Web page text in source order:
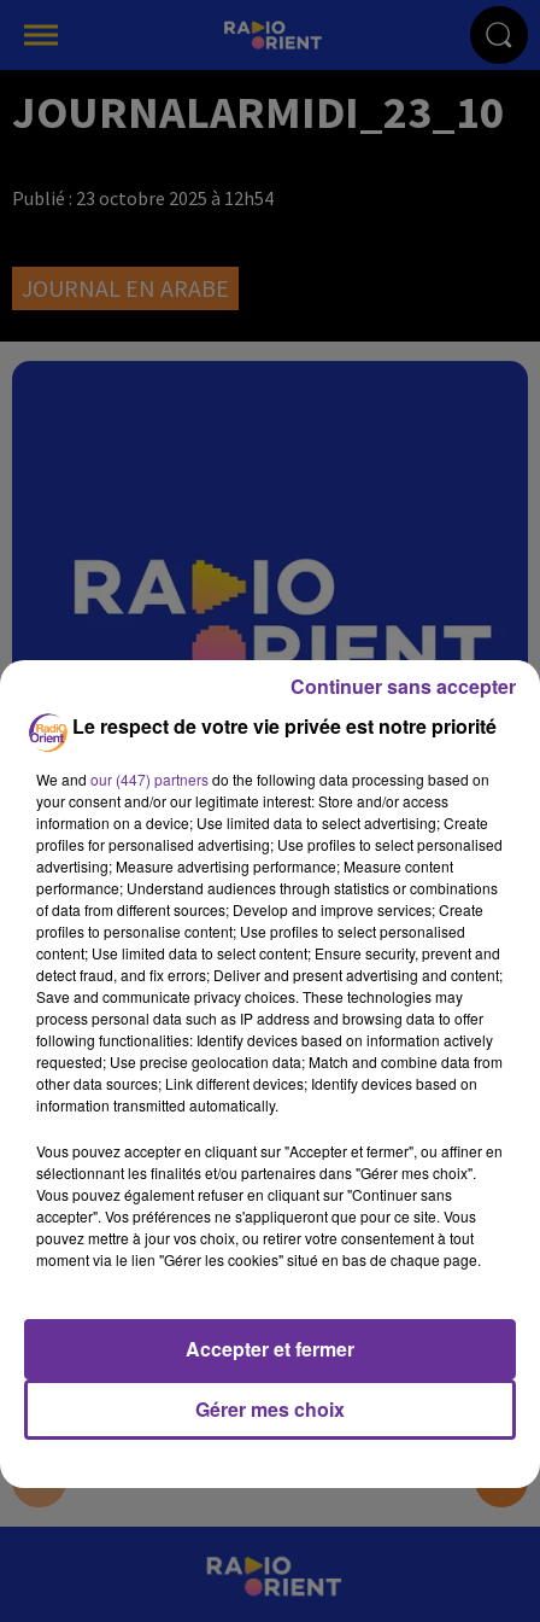
JOURNALARMIDI_23_10
Publié : 23 octobre 2025 à 12h54
JOURNAL EN ARABE
JOURNALARMIDI_23_10
23 octobre 2025 - 13 min 56 sec
JOURNALARMIDI_23_10
omar
JOURNALARMIDI_23_10
JOURNALARMIDI_23_10
Le respect de votre vie privée est notre priorité
We and our (447) partnersdo the following data processing based on
your consent and/or our legitimate interest: Store and/or access
information on a device; Use limited data to select advertising; Create
profiles for personalised advertising; Use profiles to select personalised
advertising; Measure advertising performance; Measure content
performance; Understand audiences through statistics or combinations
of data from different sources; Develop and improve services; Create
profiles to personalise content; Use profiles to select personalised
content; Use limited data to select content; Ensure security, prevent and
detect fraud, and fix errors; Deliver and present advertising and content;
Save and communicate privacy choices. These technologies may
process personal data such as IP address and browsing data to offer
following functionalities: Identify devices based on information actively
requested; Use precise geolocation data; Match and combine data from
other data sources; Link different devices; Identify devices based on
information transmitted automatically.
Vous pouvez accepter en cliquant sur "Accepter et fermer", ou affiner en
sélectionnant les finalités et/ou partenaires dans "Gérer mes choix".
Vous pouvez également refuser en cliquant sur "Continuer sans
accepter". Vos préférences ne s'appliqueront que pour ce site. Vous
pouvez mettre à jour vos choix, ou retirer votre consentement à tout
moment via le lien "Gérer les cookies" situé en bas de chaque page.
Gérer mes choix
Accepter et fermer
Continuer sans accepter